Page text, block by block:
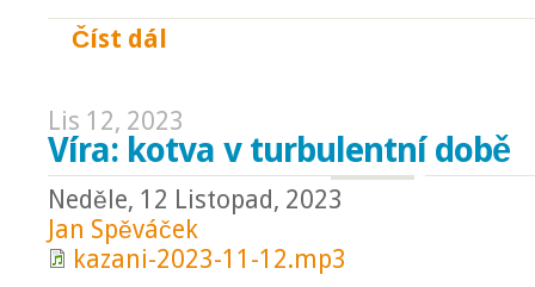
Číst dál
Lis 12, 2023
Víra: kotva v turbulentní době
Neděle, 12 Listopad, 2023
Jan Spěváček
kazani-2023-11-12.mp3